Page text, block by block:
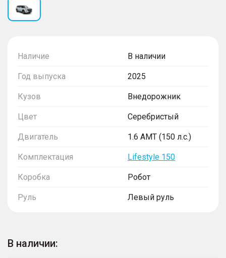
Наличие В наличии
Год выпуска 2025
Кузов Внедорожник
Цвет Серебристый
Двигатель 1.6 AMT (150 л.с.)
Комплектация Lifestyle 150
Коробка Робот
Руль Левый руль
В наличии: